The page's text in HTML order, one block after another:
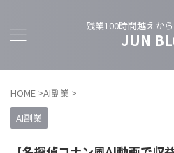
残業100時間越えか
JUN
HOME >AI副業 >
AI副業